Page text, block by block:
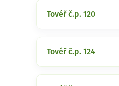
Tovéř č.p. 120
Tovéř č.p. 124